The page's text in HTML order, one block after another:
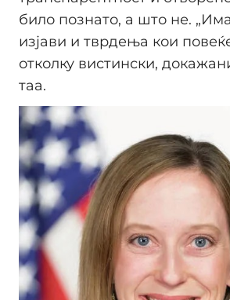
било познато, а што не.
изјави и тврдења кои
отколку вистински,
таа.